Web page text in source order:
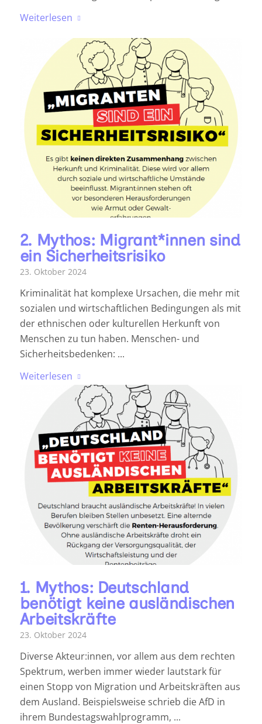
Weiterlesen
2. Mythos: Migrant*innen sind
ein Sicherheitsrisiko
23. Oktober 2024
Kriminalität hat komplexe Ursachen, die mehr mit
sozialen und wirtschaftlichen Bedingungen als mit
der ethnischen oder kulturellen Herkunft von
Menschen zu tun haben. Menschen- und
Sicherheitsbedenken: ...
Weiterlesen
1. Mythos: Deutschland
benötigt keine ausländischen
Arbeitskräfte
23. Oktober 2024
Diverse Akteur:innen, vor allem aus dem rechten
Spektrum, werben immer wieder lautstark für
einen Stopp von Migration und Arbeitskräften aus
dem Ausland. Beispielsweise schrieb die AfD in
ihrem Bundestagswahlprogramm, ...